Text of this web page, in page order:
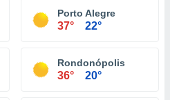
Porto Alegre
37° 22°
Rondonópolis
36° 20°